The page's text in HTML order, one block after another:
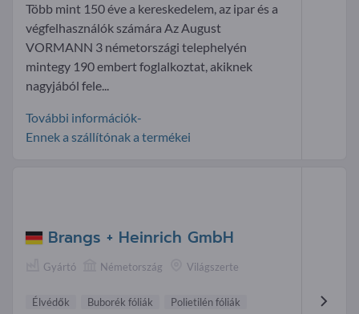
Több mint 150 éve a kereskedelem, az ipar és a
végfelhasználók számára Az August
VORMANN 3 németországi telephelyén
mintegy 190 embert foglalkoztat, akiknek
nagyjából fele...
További információk-
Ennek a szállítónak a termékei
Brangs + Heinrich GmbH
Gyártó Németország Világszerte
Élvédők Buborék fóliák
Polietilén fóliák